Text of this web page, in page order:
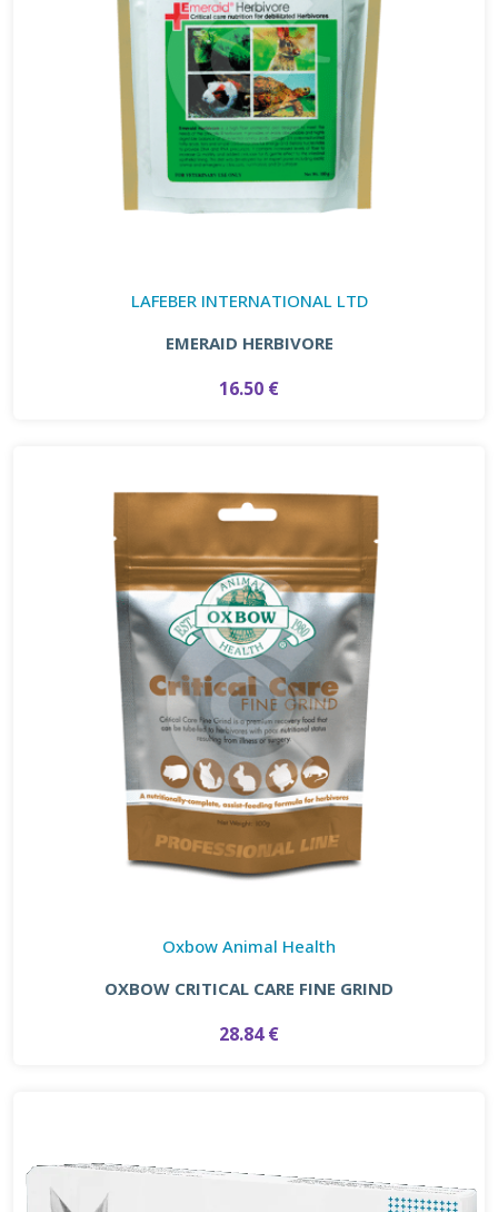
LAFEBER INTERNATIONAL LTD
EMERAID HERBIVORE
16.50 €
Oxbow Animal Health
OXBOW CRITICAL CARE FINE GRIND
28.84 €